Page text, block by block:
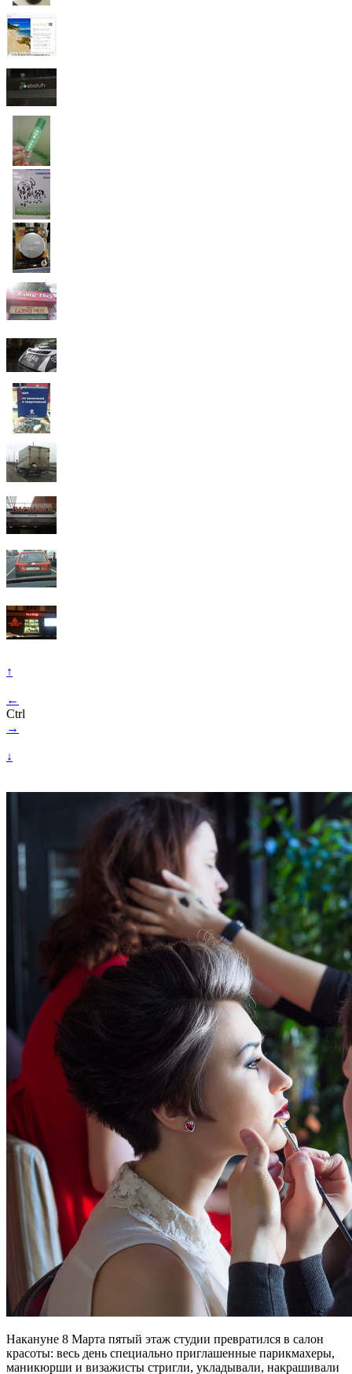
↑
←
Ctrl
→
↓
Накануне 8 Марта пятый этаж студии превратился в салон
красоты: весь день специально приглашенные парикмахеры,
маникюрши и визажисты стригли, укладывали, накрашивали